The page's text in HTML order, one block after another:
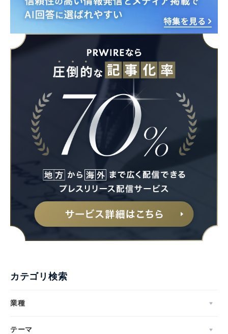
カテゴリ検索
業種
テーマ